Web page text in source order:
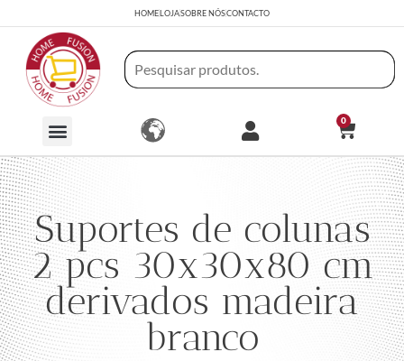
HOMELOJASOBRE NÓSCONTACTO
0
Suportes de colunas
2 pcs 30x30x80 cm
derivados madeira
branco